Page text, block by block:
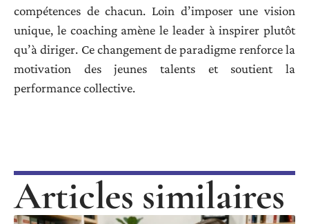
compétences de chacun. Loin d’imposer une vision
unique, le coaching amène le leader à inspirer plutôt
qu’à diriger. Ce changement de paradigme renforce la
motivation des jeunes talents et soutient la
performance collective.
Articles similaires